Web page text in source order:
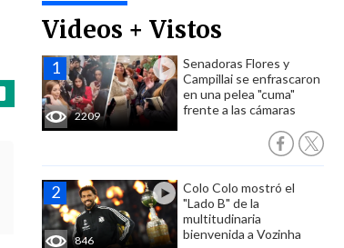
Videos + Vistos
2209
Senadoras Flores y
Campillai se enfrascaron
en una pelea "cuma"
frente a las cámaras
846
Colo Colo mostró el
"Lado B" de la
multitudinaria
bienvenida a Vozinha